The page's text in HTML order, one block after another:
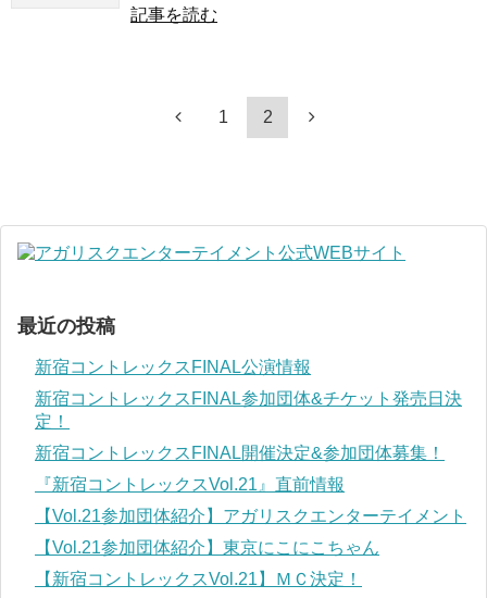
記事を読む
1 2
最近の投稿
新宿コントレックスFINAL公演情報
新宿コントレックスFINAL参加団体&チケット発売日決
定！
新宿コントレックスFINAL開催決定&参加団体募集！
『新宿コントレックスVol.21』直前情報
【Vol.21参加団体紹介】アガリスクエンターテイメント
【Vol.21参加団体紹介】東京にこにこちゃん
【新宿コントレックスVol.21】ＭＣ決定！